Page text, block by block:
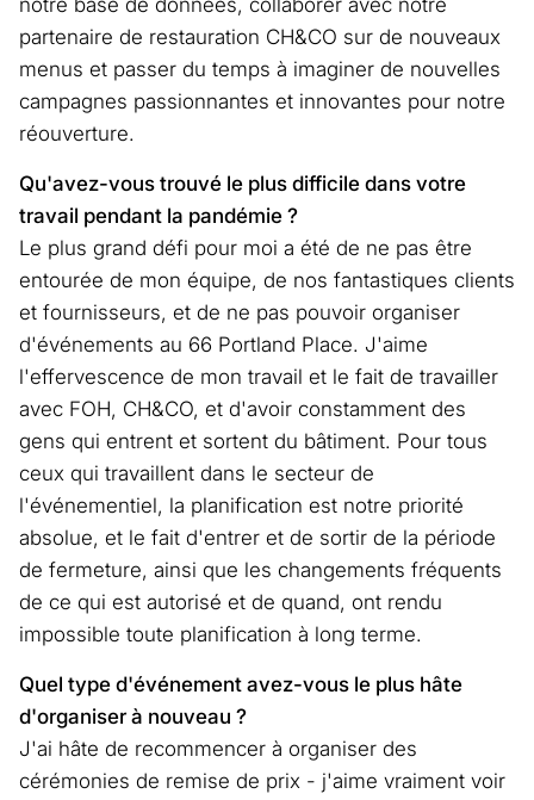
notre base de données, collaborer avec notre
partenaire de restauration CH&CO sur de nouveaux
menus et passer du temps à imaginer de nouvelles
campagnes passionnantes et innovantes pour notre
réouverture.
Qu'avez-vous trouvé le plus difficile dans votre
travail pendant la pandémie ?
Le plus grand défi pour moi a été de ne pas être
entourée de mon équipe, de nos fantastiques clients
et fournisseurs, et de ne pas pouvoir organiser
d'événements au 66 Portland Place. J'aime
l'effervescence de mon travail et le fait de travailler
avec FOH, CH&CO, et d'avoir constamment des
gens qui entrent et sortent du bâtiment. Pour tous
ceux qui travaillent dans le secteur de
l'événementiel, la planification est notre priorité
absolue, et le fait d'entrer et de sortir de la période
de fermeture, ainsi que les changements fréquents
de ce qui est autorisé et de quand, ont rendu
impossible toute planification à long terme.
Quel type d'événement avez-vous le plus hâte
d'organiser à nouveau ?
J'ai hâte de recommencer à organiser des
cérémonies de remise de prix - j'aime vraiment voir